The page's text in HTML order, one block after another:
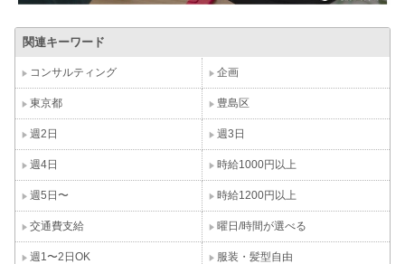
関連キーワード
コンサルティング 企画
東京都 豊島区
週2日 週3日
週4日 時給1000円以上
週5日〜 時給1200円以上
交通費支給 曜日/時間が選べる
週1〜2日OK 服装・髪型自由